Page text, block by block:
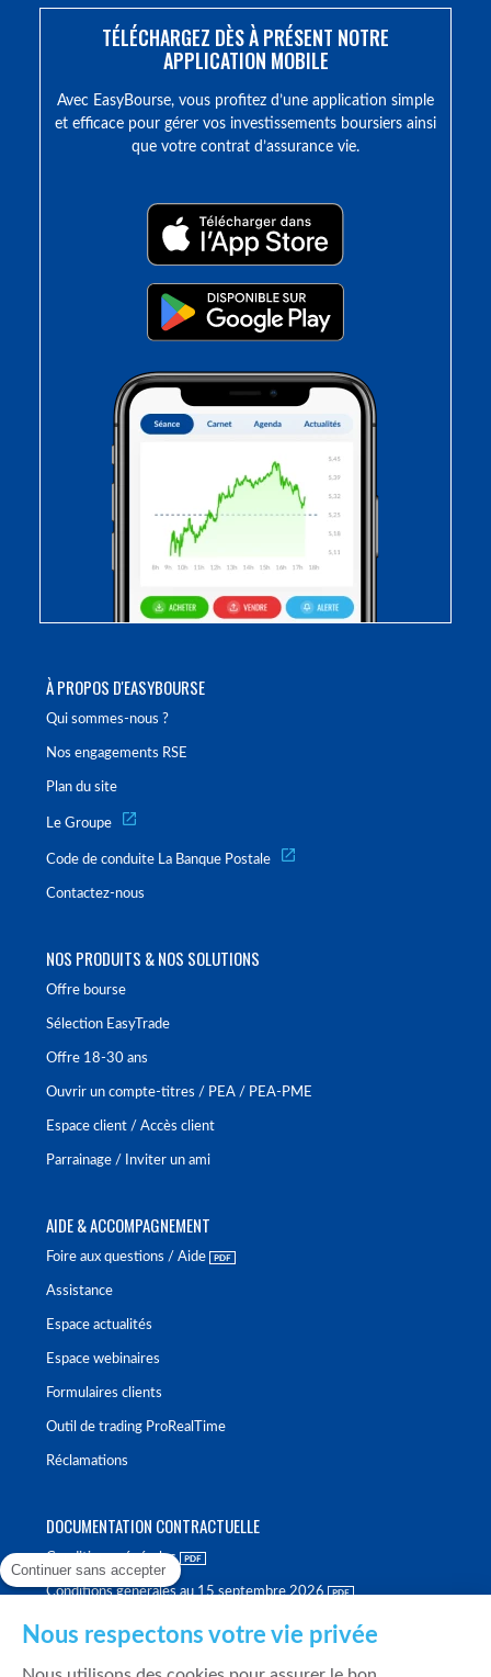
À PROPOS D'EASYBOURSE
Qui sommes-nous ?
Nos engagements RSE
Plan du site
Le Groupe
Code de conduite La Banque Postale
Contactez-nous
NOS PRODUITS & NOS SOLUTIONS
Offre bourse
Sélection EasyTrade
Offre 18-30 ans
Ouvrir un compte-titres / PEA / PEA-PME
Espace client / Accès client
Parrainage / Inviter un ami
AIDE & ACCOMPAGNEMENT
Foire aux questions / Aide
Assistance
Espace actualités
Espace webinaires
Formulaires clients
Outil de trading ProRealTime
Réclamations
DOCUMENTATION CONTRACTUELLE
Conditions générales
Conditions générales au 15 septembre 2026
TÉLÉCHARGEZ DÈS À PRÉSENT NOTRE
APPLICATION MOBILE
Avec EasyBourse, vous profitez d’une application simple
et efficace pour gérer vos investissements boursiers ainsi
que votre contrat d’assurance vie.
Continuer sans accepter
Nous respectons votre vie privée